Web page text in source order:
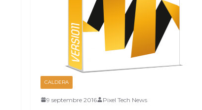
CALDERA
9 septembre 2016 Pixel Tech News